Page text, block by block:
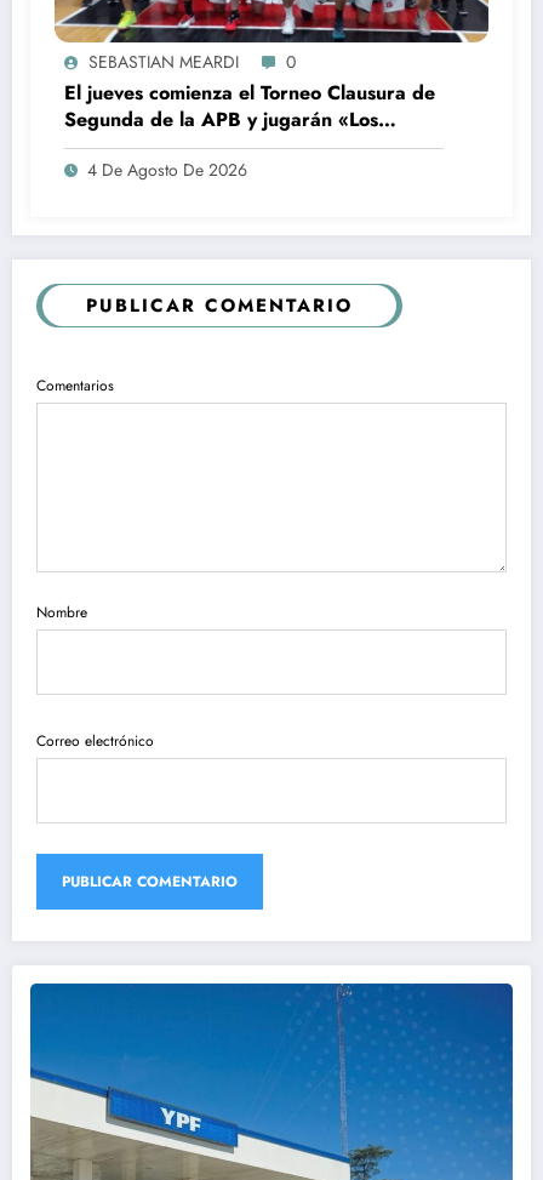
SEBASTIAN MEARDI 0
El jueves comienza el Torneo Clausura de
Segunda de la APB y jugarán «Los
Buitres» en Rojas
4 De Agosto De 2026
PUBLICAR COMENTARIO
Comentarios
Nombre
Correo electrónico